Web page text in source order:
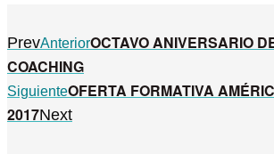
PrevAnteriorOCTAVO ANIVERSARIO
COACHING
SiguienteOFERTA FORMATIVA
2017Next